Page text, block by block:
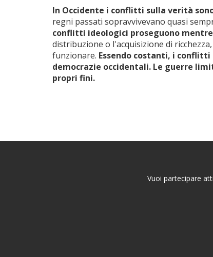
In Occidente i conflitti sulla verità
regni passati sopravvivevano quasi
conflitti ideologici proseguono
distribuzione o l'acquisizione di
funzionare. Essendo costanti, i
democrazie occidentali. Le guerre
propri fini.
Vuoi partecipare